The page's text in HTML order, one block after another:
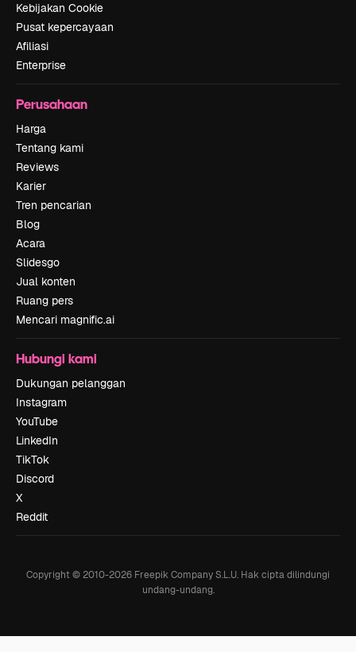
Kebijakan Cookie
Pusat kepercayaan
Afiliasi
Enterprise
Perusahaan
Harga
Tentang kami
Reviews
Karier
Tren pencarian
Blog
Acara
Slidesgo
Jual konten
Ruang pers
Mencari magnific.ai
Hubungi kami
Dukungan pelanggan
Instagram
YouTube
LinkedIn
TikTok
Discord
X
Reddit
Copyright © 2010-2026 Freepik Company S.L.U. Hak cipta dilindungi
undang-undang.